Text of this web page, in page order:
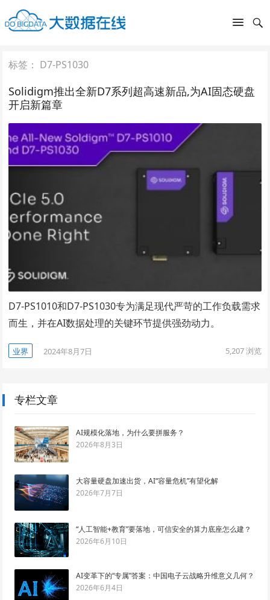
标签： D7-PS1030
Solidigm推出全新D7系列超高速新品,为AI固态硬盘
开启新篇章
D7-PS1010和D7-PS1030专为满足现代严苛的工作负载需求
而生，并在AI数据处理的关键环节提供强劲动力。
业界 2024年8月7日 5,207浏览
专栏文章
AI规模化落地，为什么要拼服务？
2026年8月3日
大容量硬盘加速出货，AI“容量危机”有望化解
2026年7月7日
“人工智能+教育”要落地，可信安全的算力底座怎么建？
2026年6月10日
AI变革下的“专属”答案：中国电子云战略升维意义几何？
2026年6月4日